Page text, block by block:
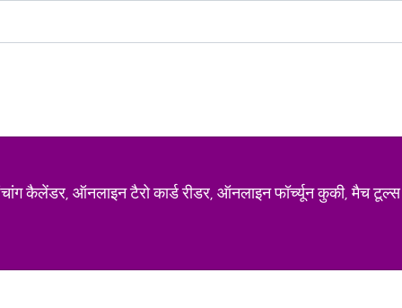
कैलेंडर, ऑनलाइन टैरो कार्ड रीडर, ऑनलाइन फॉर्च्यून कुकी, मैच टूल्स